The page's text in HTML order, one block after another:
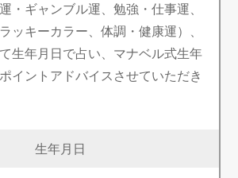
・ギャンブル運、勉強・仕事運、
ッキーカラー、体調・健康運）、
生年月日で占い、マナベル式生年
イントアドバイスさせていただき
生年月日